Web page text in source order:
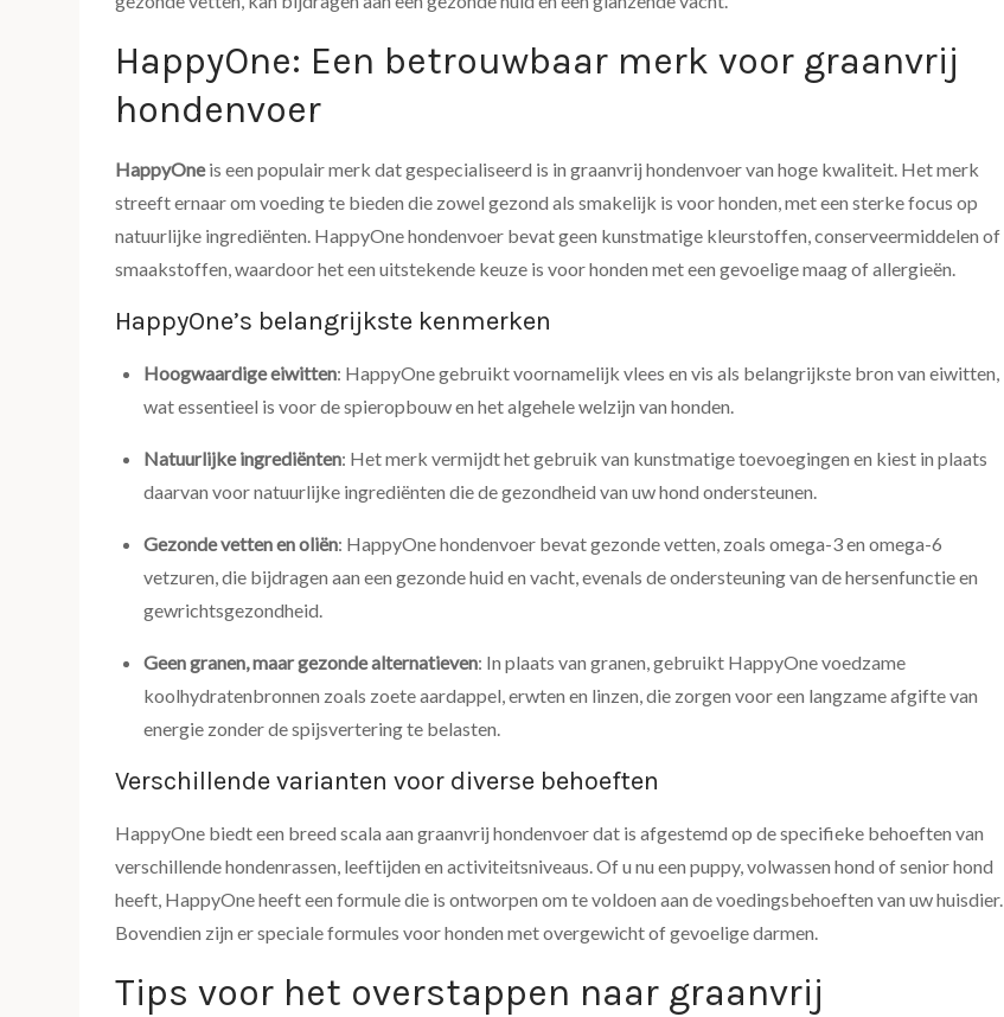
HappyOne: Een betrouwbaar merk voor graanvrij
hondenvoer
HappyOneis een populair merk dat gespecialiseerd is in graanvrij hondenvoer van hoge kwaliteit. Het merk
streeft ernaar om voeding te bieden die zowel gezond als smakelijk is voor honden, met een sterke focus op
natuurlijke ingrediënten. HappyOne hondenvoer bevat geen kunstmatige kleurstoffen, conserveermiddelen of
smaakstoffen, waardoor het een uitstekende keuze is voor honden met een gevoelige maag of allergieën.
HappyOne’s belangrijkste kenmerken
Hoogwaardige eiwitten: HappyOne gebruikt voornamelijk vlees en vis als belangrijkste bron van eiwitten,
wat essentieel is voor de spieropbouw en het algehele welzijn van honden.
Natuurlijke ingrediënten: Het merk vermijdt het gebruik van kunstmatige toevoegingen en kiest in plaats
daarvan voor natuurlijke ingrediënten die de gezondheid van uw hond ondersteunen.
Gezonde vetten en oliën: HappyOne hondenvoer bevat gezonde vetten, zoals omega-3 en omega-6
vetzuren, die bijdragen aan een gezonde huid en vacht, evenals de ondersteuning van de hersenfunctie en
gewrichtsgezondheid.
Geen granen, maar gezonde alternatieven: In plaats van granen, gebruikt HappyOne voedzame
koolhydratenbronnen zoals zoete aardappel, erwten en linzen, die zorgen voor een langzame afgifte van
energie zonder de spijsvertering te belasten.
Verschillende varianten voor diverse behoeften
HappyOne biedt een breed scala aan graanvrij hondenvoer dat is afgestemd op de specifieke behoeften van
verschillende hondenrassen, leeftijden en activiteitsniveaus. Of u nu een puppy, volwassen hond of senior hond
heeft, HappyOne heeft een formule die is ontworpen om te voldoen aan de voedingsbehoeften van uw huisdier.
Bovendien zijn er speciale formules voor honden met overgewicht of gevoelige darmen.
Tips voor het overstappen naar graanvrij